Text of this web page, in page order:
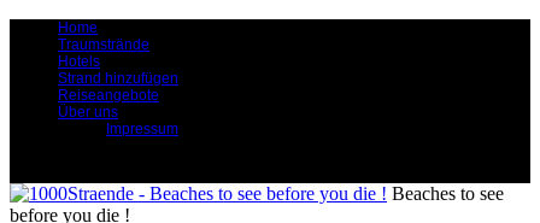
Home
Traumstrände
Hotels
Strand hinzufügen
Reiseangebote
Über uns
Impressum
Beaches to see
before you die !